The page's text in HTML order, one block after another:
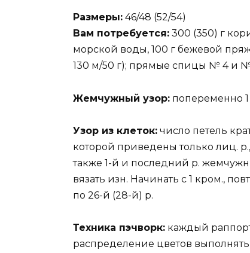
Размеры: 46/48 (52/54)
Вам потребуется: 300 (350) г
морской воды, 100 г бежевой
130 м/50 г); прямые спицы № 4 и
Жемчужный узор: попеременно 1
Узор из клеток: число петель
которой приведены только лиц.
также 1-й и последний р.
вязать изн. Начинать с 1 кром.,
по 26-й (28-й) р.
Техника пэчворк: каждый
распределение цветов